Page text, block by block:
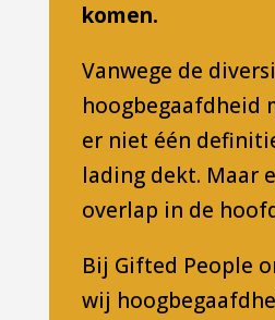
komen.
Vanwege de
hoogbegaafdheid
er niet één
lading dekt. Maar
overlap in de
Bij Gifted People
wij